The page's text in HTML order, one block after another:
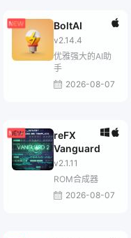
BoltAI
v2.14.4
优雅强大的AI助
手
2026-08-07
reFX
Vanguard
v2.1.11
ROM合成器
2026-08-07